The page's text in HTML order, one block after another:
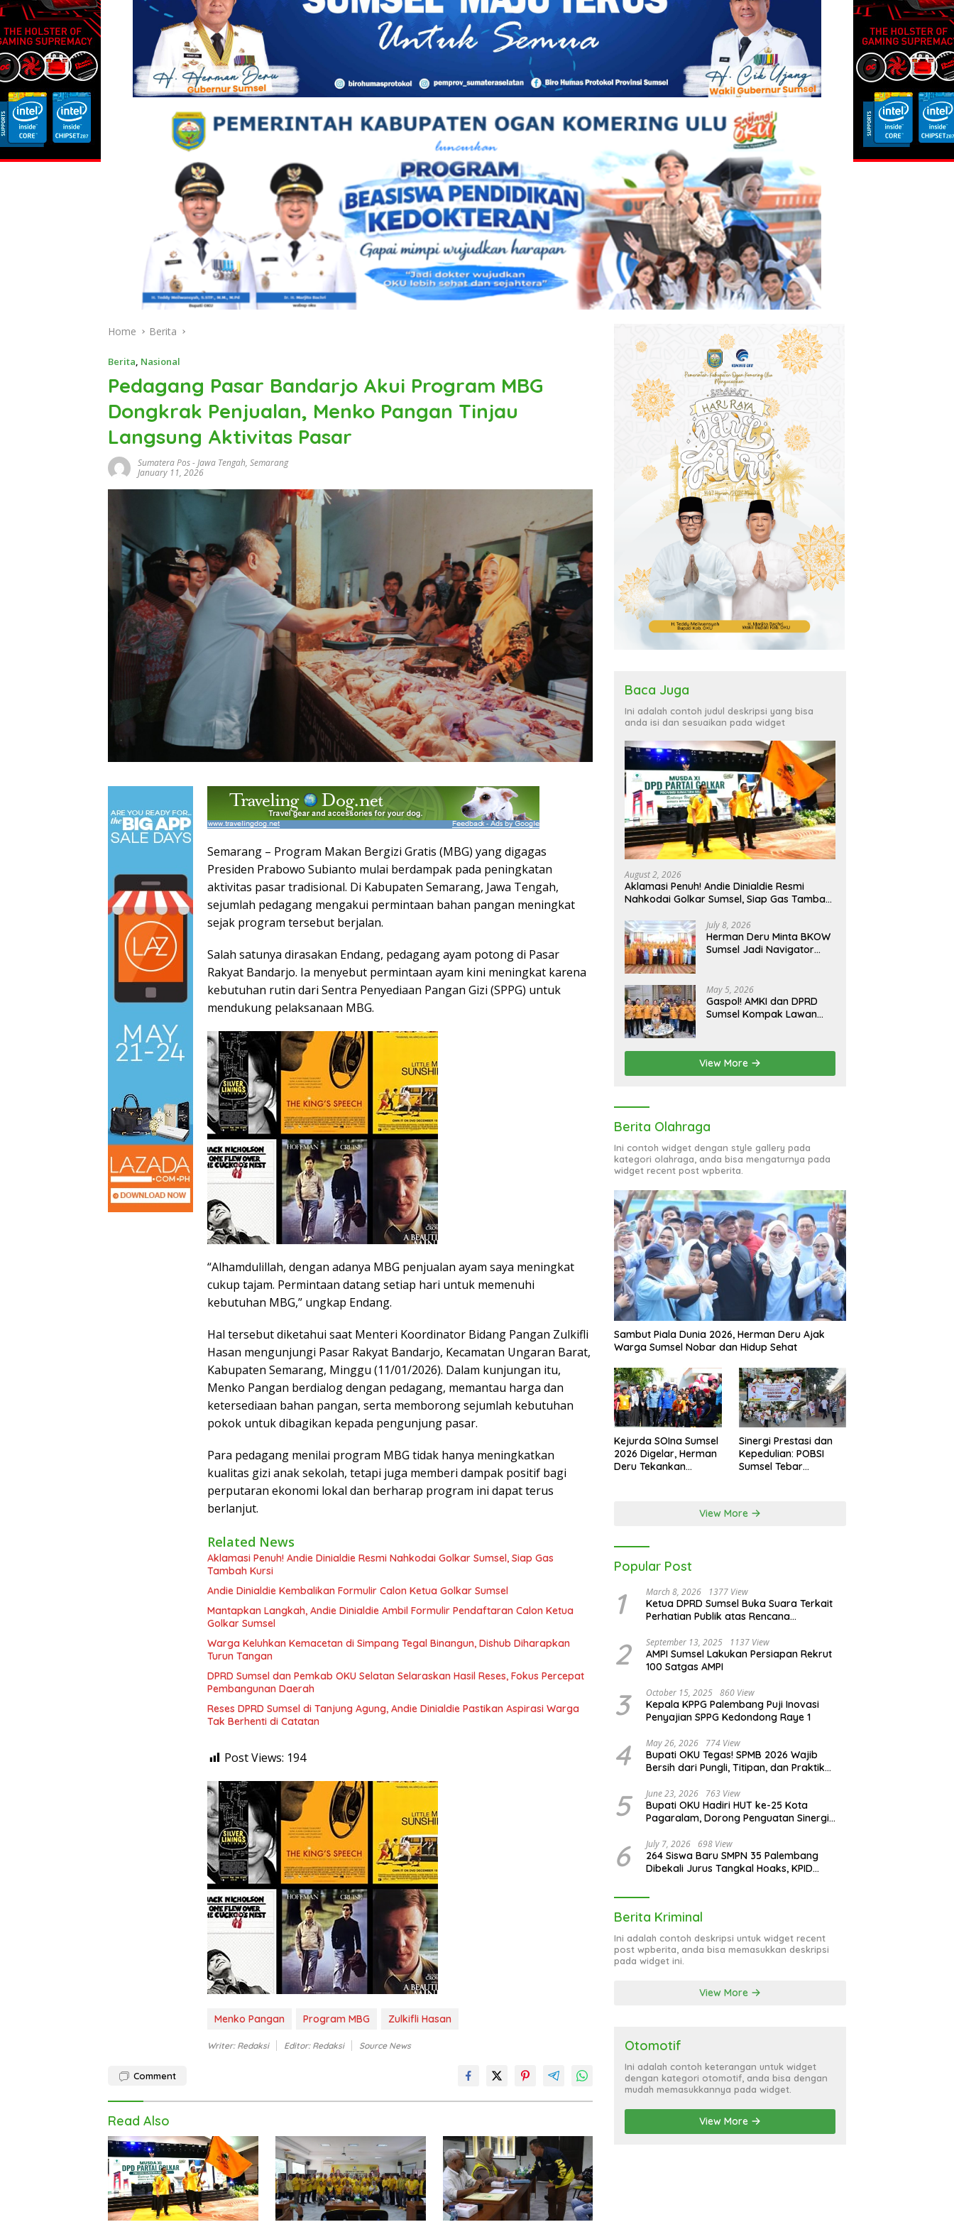
Home Berita
Berita Nasional
Pedagang Pasar Bandarjo Akui Program MBG
Dongkrak Penjualan, Menko Pangan Tinjau
Langsung Aktivitas Pasar
Sumatera Pos-Jawa Tengah, Semarang
January 11, 2026
Semarang – Program Makan Bergizi Gratis (MBG) yang digagas
Presiden Prabowo Subianto mulai berdampak pada peningkatan
aktivitas pasar tradisional. Di Kabupaten Semarang, Jawa Tengah,
sejumlah pedagang mengakui permintaan bahan pangan meningkat
sejak program tersebut berjalan.
Salah satunya dirasakan Endang, pedagang ayam potong di Pasar
Rakyat Bandarjo. Ia menyebut permintaan ayam kini meningkat karena
kebutuhan rutin dari Sentra Penyediaan Pangan Gizi (SPPG) untuk
mendukung pelaksanaan MBG.
“Alhamdulillah, dengan adanya MBG penjualan ayam saya meningkat
cukup tajam. Permintaan datang setiap hari untuk memenuhi
kebutuhan MBG,” ungkap Endang.
Hal tersebut diketahui saat Menteri Koordinator Bidang Pangan Zulkifli
Hasan mengunjungi Pasar Rakyat Bandarjo, Kecamatan Ungaran Barat,
Kabupaten Semarang, Minggu (11/01/2026). Dalam kunjungan itu,
Menko Pangan berdialog dengan pedagang, memantau harga dan
ketersediaan bahan pangan, serta memborong sejumlah kebutuhan
pokok untuk dibagikan kepada pengunjung pasar.
Para pedagang menilai program MBG tidak hanya meningkatkan
kualitas gizi anak sekolah, tetapi juga memberi dampak positif bagi
perputaran ekonomi lokal dan berharap program ini dapat terus
berlanjut.
Related News
Aklamasi Penuh! Andie Dinialdie Resmi Nahkodai Golkar Sumsel, Siap Gas
Tambah Kursi
Andie Dinialdie Kembalikan Formulir Calon Ketua Golkar Sumsel
Mantapkan Langkah, Andie Dinialdie Ambil Formulir Pendaftaran Calon Ketua
Golkar Sumsel
Warga Keluhkan Kemacetan di Simpang Tegal Binangun, Dishub Diharapkan
Turun Tangan
DPRD Sumsel dan Pemkab OKU Selatan Selaraskan Hasil Reses, Fokus Percepat
Pembangunan Daerah
Reses DPRD Sumsel di Tanjung Agung, Andie Dinialdie Pastikan Aspirasi Warga
Tak Berhenti di Catatan
Post Views: 194
Menko Pangan Program MBG Zulkifli Hasan
Writer: Redaksi Editor: Redaksi Source News
Comment
Read Also
Baca Juga
Ini adalah contoh judul deskripsi yang bisa
anda isi dan sesuaikan pada widget
August 2, 2026
Aklamasi Penuh! Andie Dinialdie Resmi
Nahkodai Golkar Sumsel, Siap Gas Tambah
July 8, 2026
Herman Deru Minta BKOW
Sumsel Jadi Navigator
May 5, 2026
Gaspol! AMKI dan DPRD
Sumsel Kompak Lawan
View More
Berita Olahraga
Ini contoh widget dengan style gallery pada
kategori olahraga, anda bisa mengaturnya pada
widget recent post wpberita.
Sambut Piala Dunia 2026, Herman Deru Ajak
Warga Sumsel Nobar dan Hidup Sehat
Kejurda SOIna Sumsel
2026 Digelar, Herman
Deru Tekankan
Sinergi Prestasi dan
Kepedulian: POBSI
Sumsel Tebar
View More
Popular Post
1 March 8, 2026 1377 View
Ketua DPRD Sumsel Buka Suara Terkait
Perhatian Publik atas Rencana
2 September 13, 2025 1137 View
AMPI Sumsel Lakukan Persiapan Rekrut
100 Satgas AMPI
3 October 15, 2025 860 View
Kepala KPPG Palembang Puji Inovasi
Penyajian SPPG Kedondong Raye 1
4 May 26, 2026 774 View
Bupati OKU Tegas! SPMB 2026 Wajib
Bersih dari Pungli, Titipan, dan Praktik
5 June 23, 2026 763 View
Bupati OKU Hadiri HUT ke-25 Kota
Pagaralam, Dorong Penguatan Sinergi
6 July 7, 2026 698 View
264 Siswa Baru SMPN 35 Palembang
Dibekali Jurus Tangkal Hoaks, KPID
Berita Kriminal
Ini adalah contoh deskripsi untuk widget recent
post wpberita, anda bisa memasukkan deskripsi
pada widget ini.
View More
Otomotif
Ini adalah contoh keterangan untuk widget
dengan kategori otomotif, anda bisa dengan
mudah memasukkannya pada widget.
View More